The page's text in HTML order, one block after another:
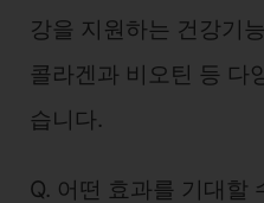
강을 지원하는 건강기
콜라겐과 비오틴 등 다
습니다.
Q. 어떤 효과를 기대할